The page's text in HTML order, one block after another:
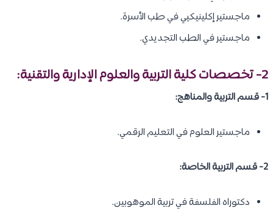
ماجستير إكلينيكيي في طب الأسرة.
ماجستير في الطب التجديدي.
2- تخصصات كلية التربية والعلوم الإدارية والتقنية:
1- قسم التربية والمناهج:
ماجستير العلوم في التعليم الرقمي.
2- قسم التربية الخاصة:
دكتوراه الفلسفة في تربية الموهوبين.